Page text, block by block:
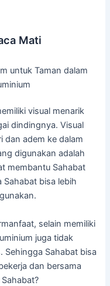
Mati
untuk Taman dalam
visual menarik
dindingnya. Visual
dan adem ke dalam
digunakan adalah
membantu Sahabat
Sahabat bisa lebih
selain memiliki
juga tidak
Sehingga Sahabat bisa
dan bersama